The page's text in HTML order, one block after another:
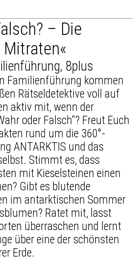
– Die
Mitraten«
8plus
Familienführung kommen
Rätseldetektive voll auf
aktiv mit, wenn der
oder Falsch“? Freut Euch
rund um die 360°-
ANTARKTIS und das
Stimmt es, dass
mit Kieselsteinen einen
Gibt es blutende
im antarktischen Sommer
Ratet mit, lasst
überraschen und lernt
über eine der schönsten
Erde.